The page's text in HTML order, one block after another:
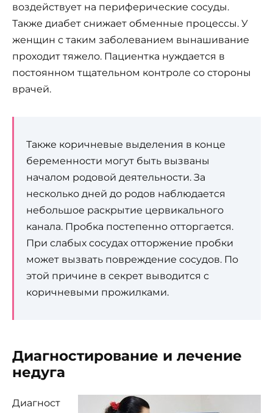
воздействует на периферические сосуды.
Также диабет снижает обменные процессы. У
женщин с таким заболеванием вынашивание
проходит тяжело. Пациентка нуждается в
постоянном тщательном контроле со стороны
врачей.
Также коричневые выделения в конце
беременности могут быть вызваны
началом родовой деятельности. За
несколько дней до родов наблюдается
небольшое раскрытие цервикального
канала. Пробка постепенно отторгается.
При слабых сосудах отторжение пробки
может вызвать повреждение сосудов. По
этой причине в секрет выводится с
коричневыми прожилками.
Диагностирование и лечение
недуга
Диагност